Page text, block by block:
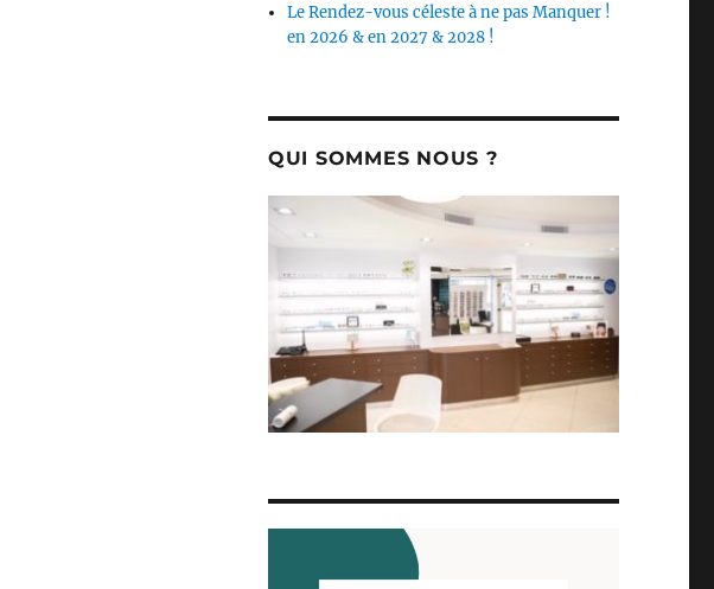
Le Rendez-vous céleste à ne pas Manquer !
en 2026 & en 2027 & 2028 !
QUI SOMMES NOUS ?